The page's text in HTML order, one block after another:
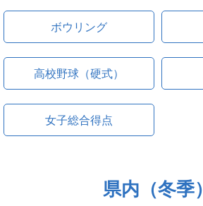
ボウリング
高校野球（硬式）
女子総合得点
県内（冬季）